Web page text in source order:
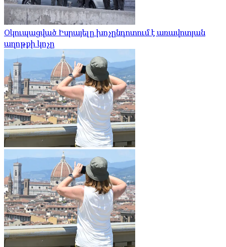
Օկուպացված Իսրայելը խոչընդոտում է առավոտյան
աղոթքի կոչը